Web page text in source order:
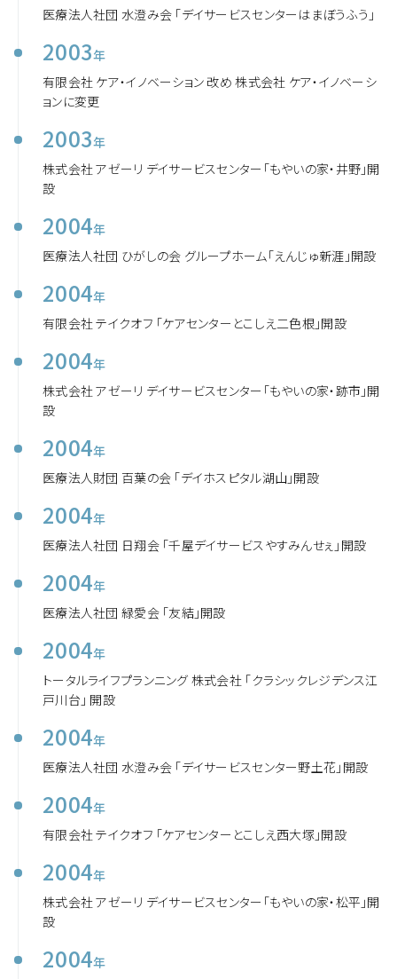
医療法人社団 水澄み会 「デイサービスセンターはまぼうふう」
2003年
有限会社 ケア・イノベーション 改め 株式会社 ケア・イノベーシ
ョンに変更
2003年
株式会社 アゼーリ デイサービスセンター「もやいの家・井野」開
設
2004年
医療法人社団 ひがしの会 グループホーム「えんじゅ新涯」開設
2004年
有限会社 テイクオフ 「ケアセンターとこしえ二色根」開設
2004年
株式会社 アゼーリ デイサービスセンター「もやいの家・跡市」開
設
2004年
医療法人財団 百葉の会 「デイホスピタル湖山」開設
2004年
医療法人社団 日翔会 「千屋デイサービスやすみんせぇ」開設
2004年
医療法人社団 緑愛会 「友結」開設
2004年
トータルライフプランニング 株式会社 「クラシックレジデンス江
戸川台」 開設
2004年
医療法人社団 水澄み会 「デイサービスセンター野土花」開設
2004年
有限会社 テイクオフ 「ケアセンターとこしえ西大塚」開設
2004年
株式会社 アゼーリ デイサービスセンター「もやいの家・松平」開
設
2004年